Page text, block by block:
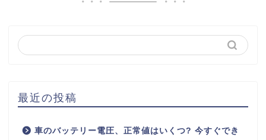
最近の投稿
車のバッテリー電圧、正常値はいくつ? 今すぐでき